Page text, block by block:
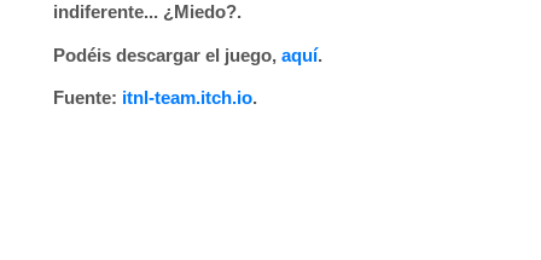
indiferente... ¿Miedo?.
Podéis descargar el juego, aquí.
Fuente: itnl-team.itch.io.